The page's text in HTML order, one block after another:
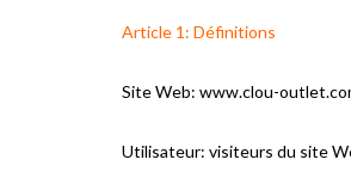
Article 1: Définitions
Site Web: www.clou-
Utilisateur: visiteurs du site